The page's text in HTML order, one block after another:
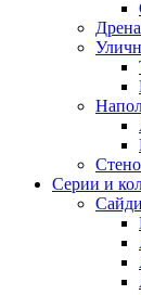
Серии и